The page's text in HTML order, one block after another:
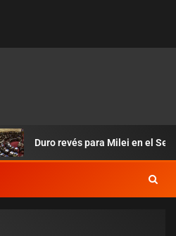
revés para Milei en el Senado: